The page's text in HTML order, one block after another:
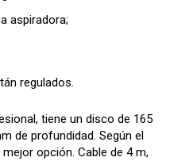
aspiradora;
regulados.
tiene un disco de 165
de profundidad. Según el
opción. Cable de 4 m,